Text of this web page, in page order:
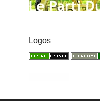
Logos